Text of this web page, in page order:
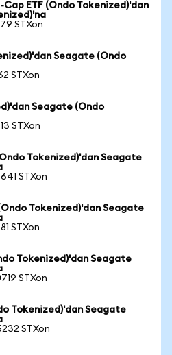
ETF (Ondo Tokenized)'dan
STXon
Seagate (Ondo
STXon
Seagate (Ondo
STXon
Tokenized)'dan Seagate
STXon
Tokenized)'dan Seagate
STXon
Tokenized)'dan Seagate
STXon
Tokenized)'dan Seagate
STXon